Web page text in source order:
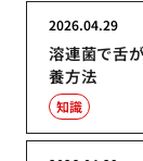
溶連菌で舌
養方法
2026.04.29
知識